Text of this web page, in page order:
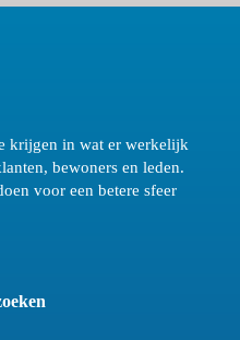
krijgen in wat er werkelijk
bewoners en leden.
voor een betere sfeer